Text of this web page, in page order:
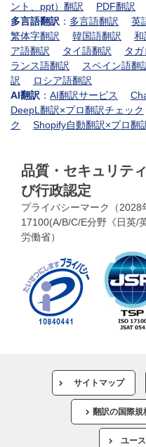
ント、ppt）翻訳
PDF翻訳
多言語翻訳 ： 多言語翻訳 英
繁体字翻訳
韓国語翻訳 和
ア語翻訳
タイ語翻訳 タ
ランス語翻訳
スペイン語翻
訳
ロシア語翻訳
AI翻訳 ： AI翻訳サービス
DeepL翻訳×プロ翻訳チェック
ク
Shopify自動翻訳×プロ翻
品質・セキュリテ
び行政認定
プライバシーマーク（2028
17100(A/B/C/E分野《日英/
労働省）
サイトマップ
翻訳の国際規
ユー